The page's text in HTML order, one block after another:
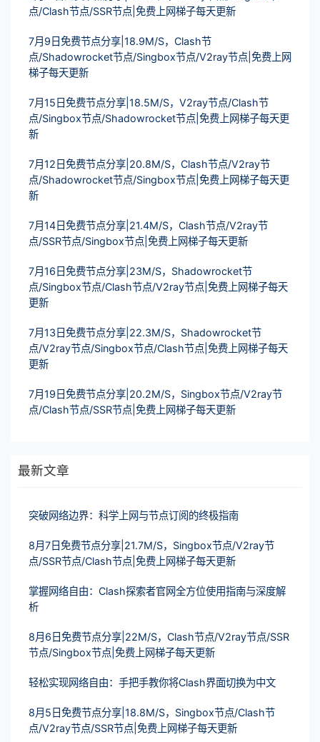
点/Clash节点/SSR节点|免费上网梯子每天更新
7月9日免费节点分享|18.9M/S，Clash节
点/Shadowrocket节点/Singbox节点/V2ray节点|免费上网
梯子每天更新
7月15日免费节点分享|18.5M/S，V2ray节点/Clash节
点/Singbox节点/Shadowrocket节点|免费上网梯子每天更
新
7月12日免费节点分享|20.8M/S，Clash节点/V2ray节
点/Shadowrocket节点/Singbox节点|免费上网梯子每天更
新
7月14日免费节点分享|21.4M/S，Clash节点/V2ray节
点/SSR节点/Singbox节点|免费上网梯子每天更新
7月16日免费节点分享|23M/S，Shadowrocket节
点/Singbox节点/Clash节点/V2ray节点|免费上网梯子每天
更新
7月13日免费节点分享|22.3M/S，Shadowrocket节
点/V2ray节点/Singbox节点/Clash节点|免费上网梯子每天
更新
7月19日免费节点分享|20.2M/S，Singbox节点/V2ray节
点/Clash节点/SSR节点|免费上网梯子每天更新
最新文章
突破网络边界：科学上网与节点订阅的终极指南
8月7日免费节点分享|21.7M/S，Singbox节点/V2ray节
点/SSR节点/Clash节点|免费上网梯子每天更新
掌握网络自由：Clash探索者官网全方位使用指南与深度解
析
8月6日免费节点分享|22M/S，Clash节点/V2ray节点/SSR
节点/Singbox节点|免费上网梯子每天更新
轻松实现网络自由：手把手教你将Clash界面切换为中文
8月5日免费节点分享|18.8M/S，Singbox节点/Clash节
点/V2ray节点/SSR节点|免费上网梯子每天更新